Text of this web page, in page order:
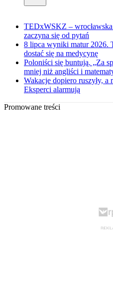
TEDxWSKZ – wrocławska
zaczyna się od pytań
8 lipca wyniki matur 2026.
dostać się na medycynę
Poloniści się buntują. „Za
mniej niż angliści i
Wakacje dopiero ruszyły,
Eksperci alarmują
Promowane treści